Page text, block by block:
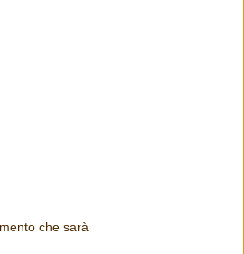
che sarà